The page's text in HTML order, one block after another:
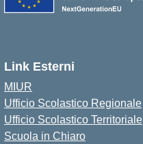
Link Esterni
MIUR
Ufficio Scolastico Regionale
Ufficio Scolastico Territoriale
Scuola in Chiaro